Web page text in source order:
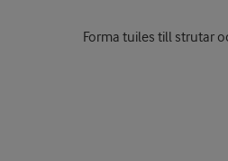
Forma tuiles till strutar